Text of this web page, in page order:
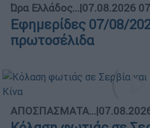
Ώρα Ελλάδος...|07.08.2026
Εφημερίδες 07/08/
πρωτοσέλιδα
ΑΠΟΣΠΑΣΜΑΤΑ...|